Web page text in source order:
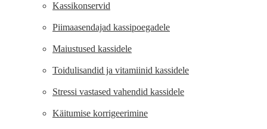
Kassikonservid
Piimaasendajad kassipoegadele
Maiustused kassidele
Toidulisandid ja vitamiinid kassidele
Stressi vastased vahendid kassidele
Käitumise korrigeerimine